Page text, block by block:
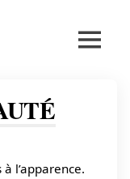
Menu
l’apparence.